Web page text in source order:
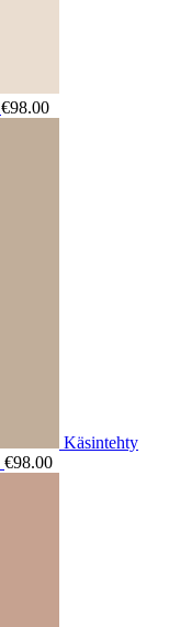
€98.00
Käsintehty
€98.00